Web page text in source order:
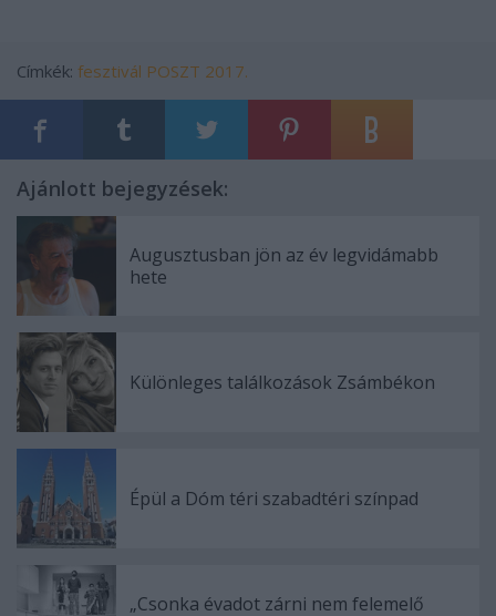
Címkék: fesztivál POSZT 2017.
Ajánlott bejegyzések:
Augusztusban jön az év legvidámabb
hete
Különleges találkozások Zsámbékon
Épül a Dóm téri szabadtéri színpad
„Csonka évadot zárni nem felemelő